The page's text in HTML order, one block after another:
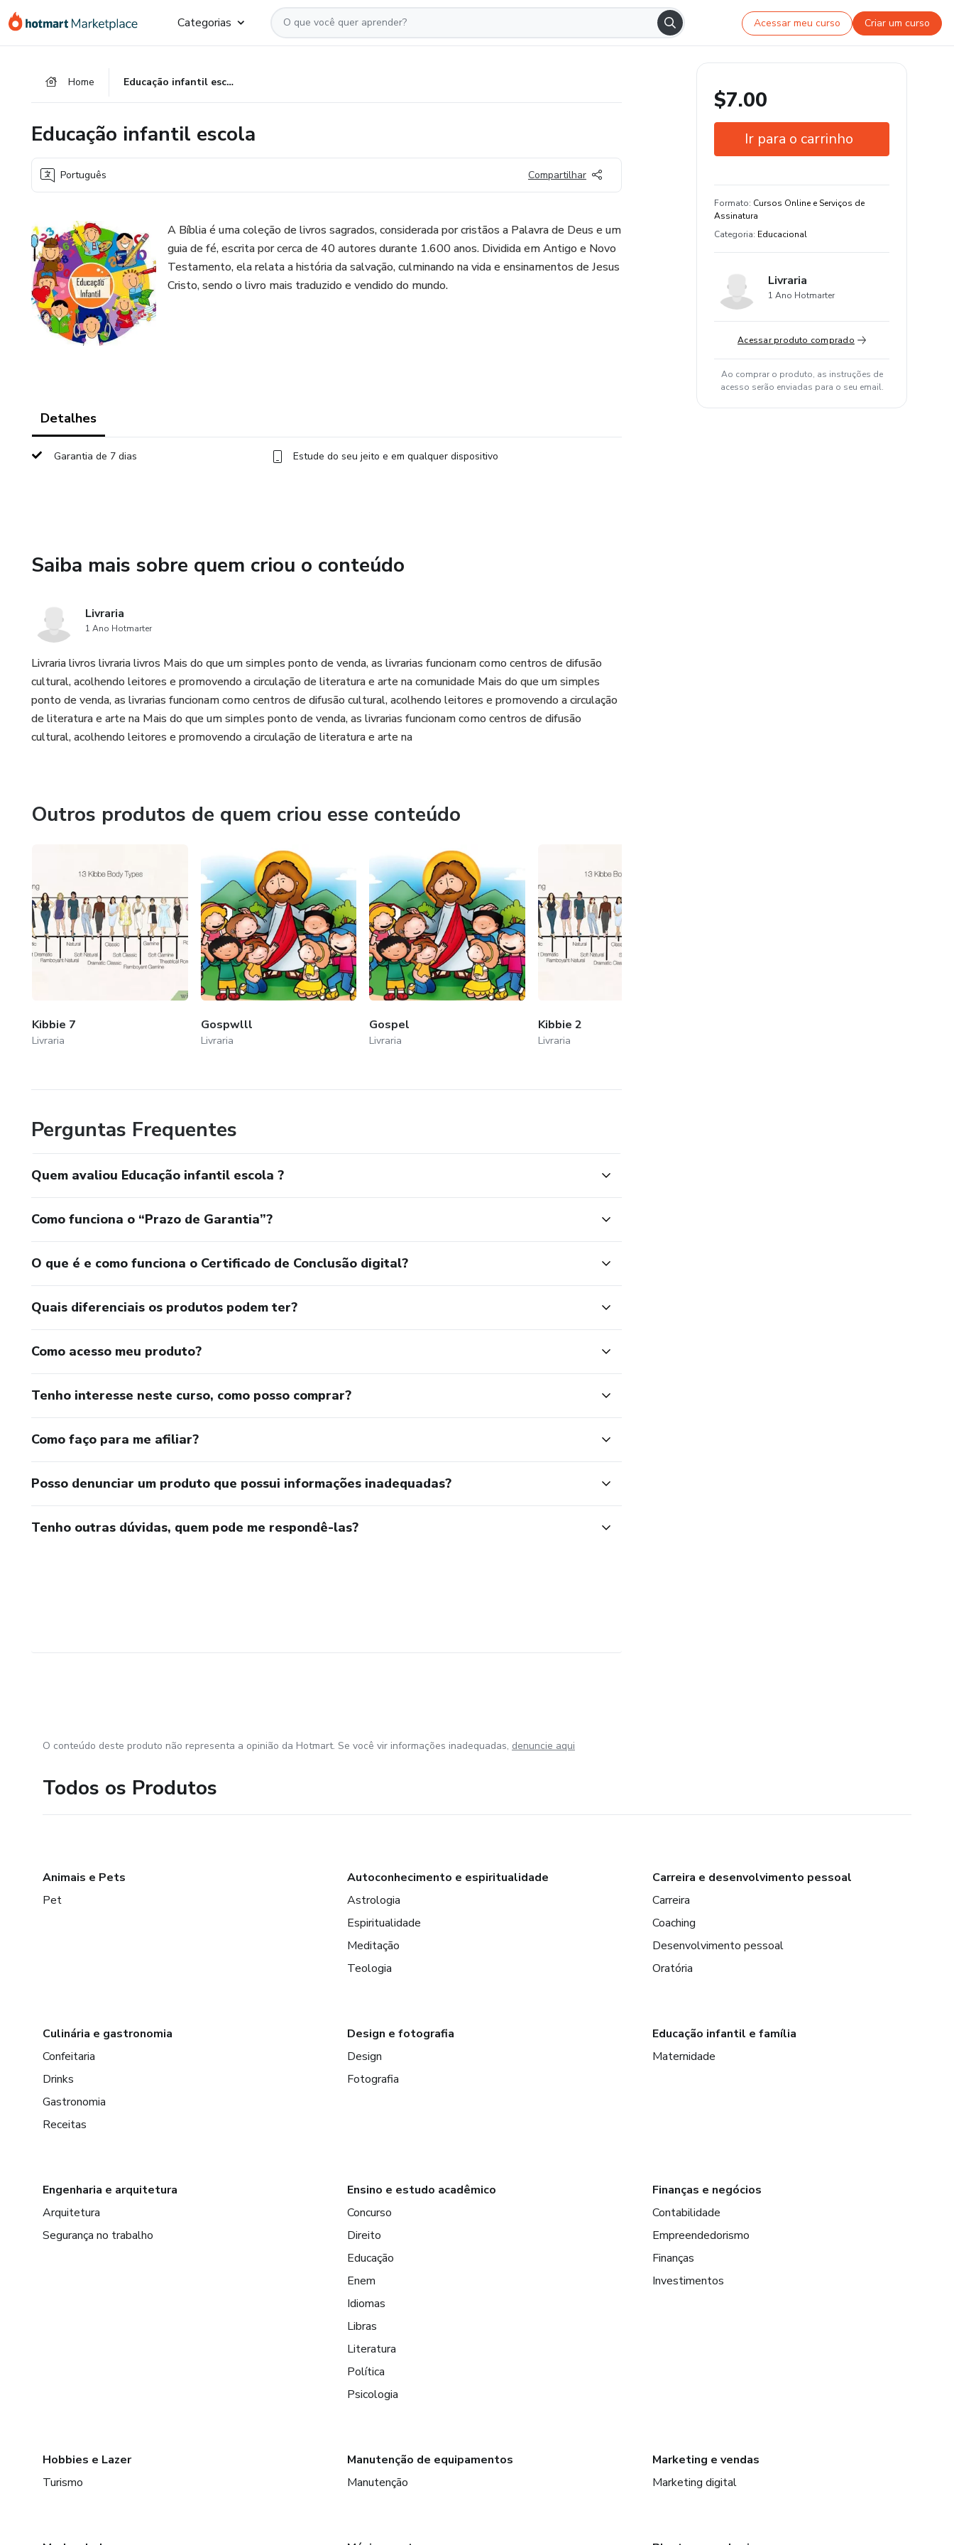
para
para
para
Categorias Acessar meu curso Criar um curso
Home Educação infantil escola
Educação infantil escola
Português Compartilhar
A Bíblia é uma coleção de livros sagrados, considerada por cristãos a Palavra de Deus e um
guia de fé, escrita por cerca de 40 autores durante 1.600 anos. Dividida em Antigo e Novo
Testamento, ela relata a história da salvação, culminando na vida e ensinamentos de Jesus
Cristo, sendo o livro mais traduzido e vendido do mundo.
Detalhes
Garantia de 7 dias Estude do seu jeito e em qualquer dispositivo
Saiba mais sobre quem criou o conteúdo
Livraria
1 Ano Hotmarter
Livraria livros livraria livros Mais do que um simples ponto de venda, as livrarias funcionam como centros de difusão
cultural, acolhendo leitores e promovendo a circulação de literatura e arte na comunidade Mais do que um simples
ponto de venda, as livrarias funcionam como centros de difusão cultural, acolhendo leitores e promovendo a circulação
de literatura e arte na Mais do que um simples ponto de venda, as livrarias funcionam como centros de difusão
cultural, acolhendo leitores e promovendo a circulação de literatura e arte na
Outros produtos de quem criou esse conteúdo
Kibbie 7
Livraria
Gospwlll
Livraria
Gospel
Livraria
Kibbie 2
Livraria
Perguntas Frequentes
Quem avaliou Educação infantil escola ?
Como funciona o “Prazo de Garantia”?
O que é e como funciona o Certificado de Conclusão digital?
Quais diferenciais os produtos podem ter?
Como acesso meu produto?
Tenho interesse neste curso, como posso comprar?
Como faço para me afiliar?
Posso denunciar um produto que possui informações inadequadas?
Tenho outras dúvidas, quem pode me respondê-las?
$7.00
Ir para o carrinho
Estude do seu jeito e em qualquer
dispositivo
Formato: Cursos Online e Serviços de
Assinatura
Categoria: Educacional
Livraria
1 Ano Hotmarter
Acessar produto comprado
Ao comprar o produto, as instruções de
acesso serão enviadas para o seu email.
O conteúdo deste produto não representa a opinião da Hotmart. Se você vir informações inadequadas, denuncie aqui
Todos os Produtos
Animais e Pets
Pet
Autoconhecimento e espiritualidade
Astrologia
Espiritualidade
Meditação
Teologia
Carreira e desenvolvimento pessoal
Carreira
Coaching
Desenvolvimento pessoal
Oratória
Culinária e gastronomia
Confeitaria
Drinks
Gastronomia
Receitas
Design e fotografia
Design
Fotografia
Educação infantil e família
Maternidade
Engenharia e arquitetura
Arquitetura
Segurança no trabalho
Ensino e estudo acadêmico
Concurso
Direito
Educação
Enem
Idiomas
Libras
Literatura
Política
Psicologia
Finanças e negócios
Contabilidade
Empreendedorismo
Finanças
Investimentos
Hobbies e Lazer
Turismo
Manutenção de equipamentos
Manutenção
Marketing e vendas
Marketing digital